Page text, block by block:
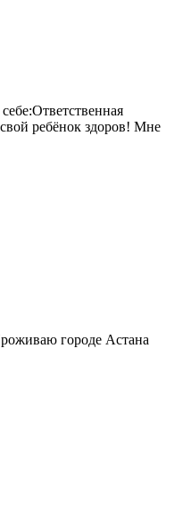
ребёнок здоров! Мне
городе Астана